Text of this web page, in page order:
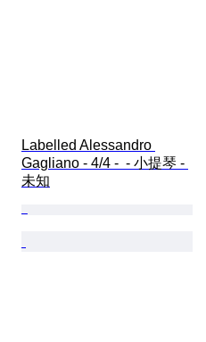
Labelled Alessandro
Gagliano - 4/4 -  - 小提琴 -
未知